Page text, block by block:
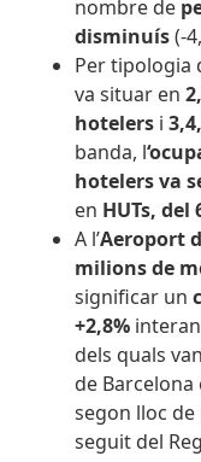
nombre de
disminuís(-
Per tipologia
va situar en
hotelers i
banda, l
hotelers va
en HUTs, del
A l’Aeroport
milions de
significar un
+2,8%
dels quals
de Barcelona
segon lloc
seguit del